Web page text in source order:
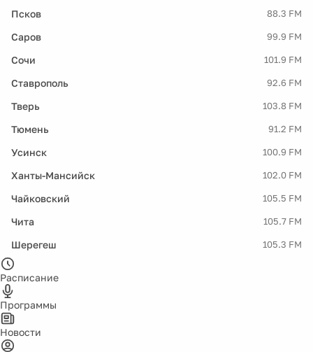
Псков 88.3 FM
Саров 99.9 FM
Сочи 101.9 FM
Ставрополь 92.6 FM
Тверь 103.8 FM
Тюмень 91.2 FM
Усинск 100.9 FM
Ханты-Мансийск 102.0 FM
Чайковский 105.5 FM
Чита 105.7 FM
Шерегеш 105.3 FM
Расписание
Программы
Новости